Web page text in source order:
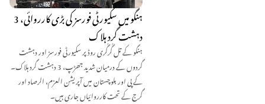
ہنگو میں سکیورٹی فورسز کی بڑی کارروائی، 3
دہشت گرد ہلاک
ہنگو کے تل گُرگُری روڈ پر سکیورٹی فورسز اور دہشت
گردوں کے درمیان شدید جھڑپ، 3 دہشت گرد ہلاک۔
کے پی اور بلوچستان میں آپریشن العزم، الرصاد اور
گرج کے تحت کارروائیاں جاری ہیں۔